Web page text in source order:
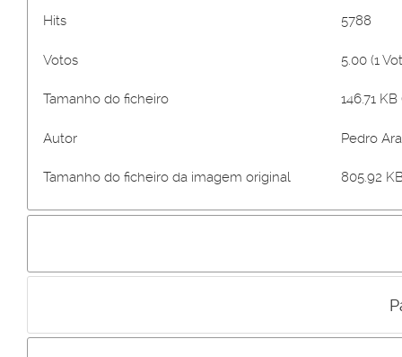
Hits 5788
Votos 5.00 (1
Tamanho do ficheiro 146.71
Autor Pedro
Tamanho do ficheiro da imagem original 805.92
Incluir imagem :